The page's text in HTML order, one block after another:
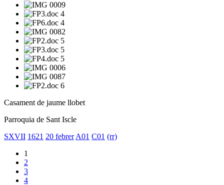
Casament de jaume llobet
Parroquia de Sant Iscle
SXVII 1621 20 febrer A01 C01 (rr)
1
2
3
4